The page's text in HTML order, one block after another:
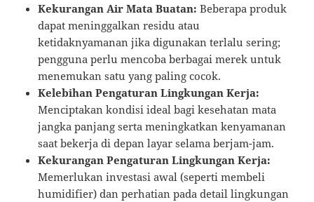
Kekurangan Air Mata Buatan: Beberapa produk
dapat meninggalkan residu atau
ketidaknyamanan jika digunakan terlalu sering;
pengguna perlu mencoba berbagai merek untuk
menemukan satu yang paling cocok.
Kelebihan Pengaturan Lingkungan Kerja:
Menciptakan kondisi ideal bagi kesehatan mata
jangka panjang serta meningkatkan kenyamanan
saat bekerja di depan layar selama berjam-jam.
Kekurangan Pengaturan Lingkungan Kerja:
Memerlukan investasi awal (seperti membeli
humidifier) dan perhatian pada detail lingkungan